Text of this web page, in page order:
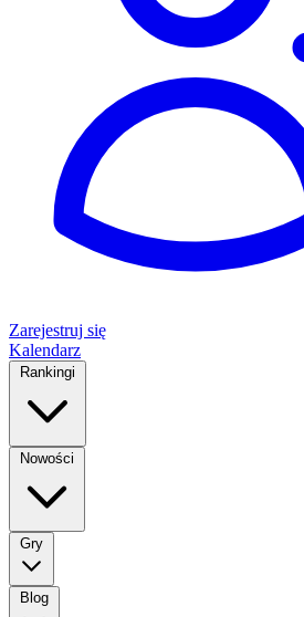
Zarejestruj się
Kalendarz
Rankingi
Nowości
Gry
Blog